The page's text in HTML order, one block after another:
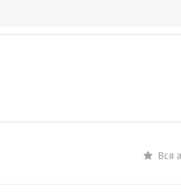
Вся